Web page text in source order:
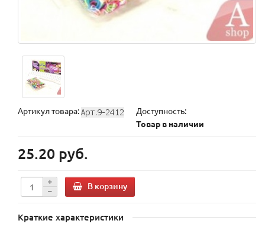
Артикул товара:
Доступность:
Товар в наличии
25.20 руб.
В корзину
Краткие характеристики